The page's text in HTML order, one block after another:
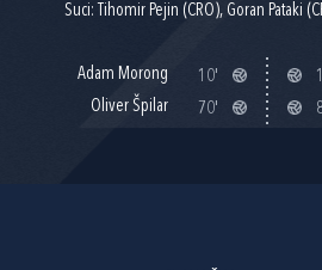
Suci: Tihomir Pejin (CRO), Goran Pataki
Adam Morong
10'
Oliver Špilar
70'